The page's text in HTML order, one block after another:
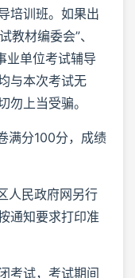
培训班。如果出
教材编委会”、
业单位考试辅导
与本次考试无
勿上当受骗。
满分100分，成绩
人民政府网另行
通知要求打印准
考试，考试期间